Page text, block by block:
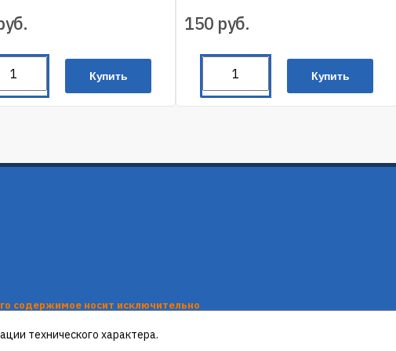
Купить
150 руб.
Купить
содержимое носит исключительно
материалы, каталоги
публичной офертой, определяемой
технического характера.